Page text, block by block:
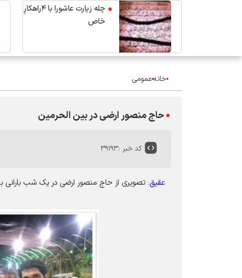
چله زیارت عاشورا با ۴راهکارِ
خاص
خانهعمومی
حاج منصور ارضی در بین الحرمین
کد خبر :۳۹۱۹۳
عقیق: تصویری از حاج منصور ارضی در یک شب بارانی